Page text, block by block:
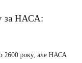
за НАСА:
2600 року, але НАСА